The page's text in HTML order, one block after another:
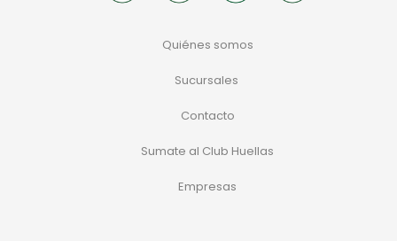
Quiénes somos
Sucursales
Contacto
Sumate al Club Huellas
Empresas